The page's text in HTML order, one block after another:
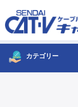
カテゴリー
お申し込み
ご検討中の方